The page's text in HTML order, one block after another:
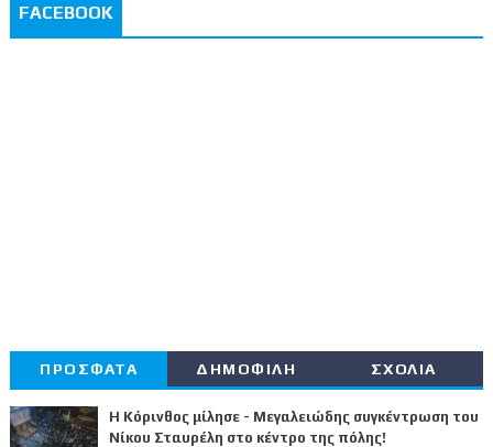
FACEBOOK
ΠΡΟΣΦΑΤΑ ΔΗΜΟΦΙΛΗ ΣΧΟΛΙΑ
Η Κόρινθος μίλησε - Μεγαλειώδης συγκέντρωση του
Νίκου Σταυρέλη στο κέντρο της πόλης!